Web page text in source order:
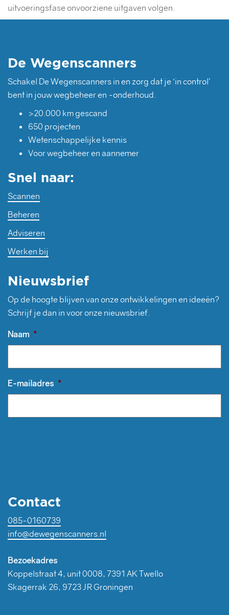
uitvoeringsfase onvoorziene uitgaven volgen.
De Wegenscanners
Schakel De Wegenscanners in en zorg dat je ‘in control’
bent in jouw wegbeheer en -onderhoud.
>20.000 km gescand
650 projecten
Wetenschappelijke kennis
Voor wegbeheer en aannemer
Snel naar:
Scannen
Beheren
Adviseren
Werken bij
Nieuwsbrief
Op de hoogte blijven van onze ontwikkelingen en ideeën?
Schrijf je dan in voor onze nieuwsbrief.
Naam *
E-mailadres *
Contact
085-0160739
info@dewegenscanners.nl
Bezoekadres
Koppelstraat 4, unit 0008, 7391 AK Twello
Skagerrak 26, 9723 JR Groningen